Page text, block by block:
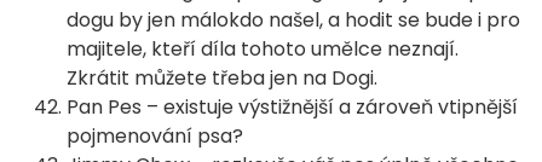
dogu by jen málokdo našel, a hodit se bude i pro
majitele, kteří díla tohoto umělce neznají.
Zkrátit můžete třeba jen na Dogi.
Pan Pes – existuje výstižnější a zároveň vtipnější
pojmenování psa?